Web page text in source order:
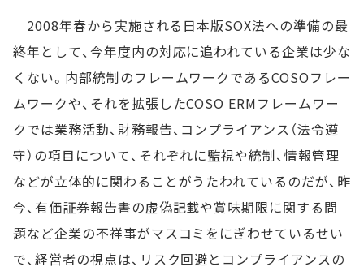
2008年春から実施される日本版SOX法への準備の最
終年として、今年度内の対応に追われている企業は少な
くない。内部統制のフレームワークであるCOSOフレー
ムワークや、それを拡張したCOSO ERMフレームワー
クでは業務活動、財務報告、コンプライアンス（法令遵
守）の項目について、それぞれに監視や統制、情報管理
などが立体的に関わることがうたわれているのだが、昨
今、有価証券報告書の虚偽記載や賞味期限に関する問
題など企業の不祥事がマスコミをにぎわせているせい
で、経営者の視点は、リスク回避とコンプライアンスの